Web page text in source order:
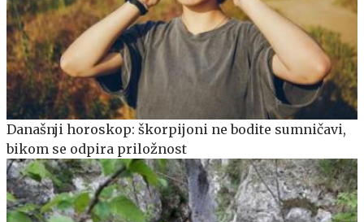
Današnji horoskop: škorpijoni ne bodite sumničavi,
bikom se odpira priložnost